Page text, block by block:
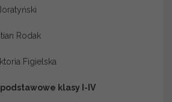
Rodak
Figielska
podstawowe klasy I-IV